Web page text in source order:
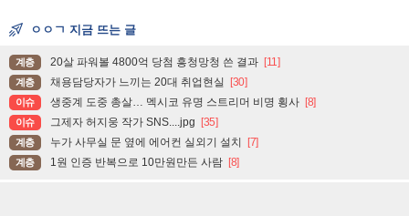
ㅇㅇㄱ 지금 뜨는 글
계층 20살 파워볼 4800억 당첨 흥청망청 쓴 결과 [11]
계층 채용담당자가 느끼는 20대 취업현실 [30]
이슈 생중계 도중 총살… 멕시코 유명 스트리머 비명 횡사 [8]
이슈 그제자 허지웅 작가 SNS....jpg [35]
계층 누가 사무실 문 옆에 에어컨 실외기 설치 [7]
계층 1원 인증 반복으로 10만원만든 사람 [8]